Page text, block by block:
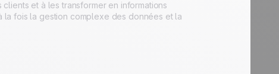
et à les transformer en informations
fois la gestion complexe des données et la